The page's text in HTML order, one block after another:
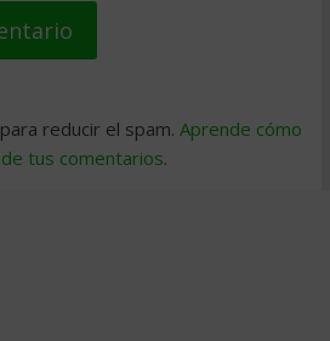
reducir el spam. Aprende cómo
tus comentarios.